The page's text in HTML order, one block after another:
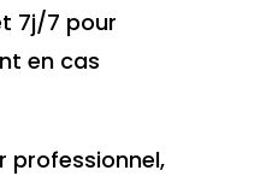
7j/7 pour
en cas
professionnel,